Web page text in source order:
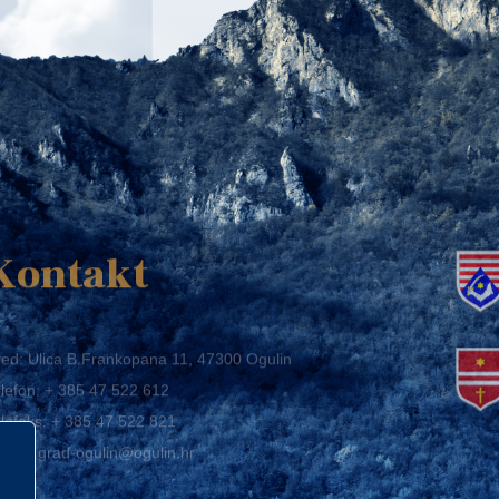
Ulica B.Frankopana 11, 47300 Ogulin
+ 385 47 522 612
+ 385 47 522 821
grad-ogulin@ogulin.hr
58264108511
HR1424020061829700009